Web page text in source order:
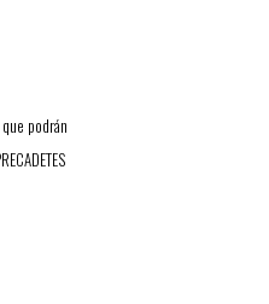
podrán